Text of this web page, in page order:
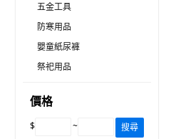
五金工具
防寒用品
嬰童紙尿褲
祭祀用品
價格
$ ~ 搜尋